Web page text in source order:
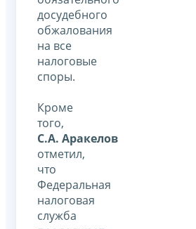
досудебного
обжалования
на все
налоговые
споры.
Кроме
того,
С.А. Аракелов
отметил,
что
Федеральная
налоговая
служба